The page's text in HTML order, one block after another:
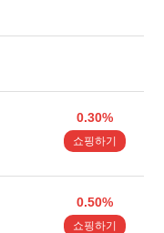
0.30%
쇼핑하기
0.50%
쇼핑하기